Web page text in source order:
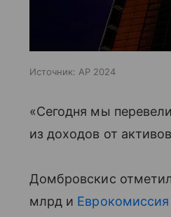
Источник: AP 2024
«Сегодня мы
из доходов от
Домбровскис
млрд и Еврокомиссия